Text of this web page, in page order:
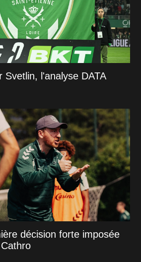
Svetlin, l'analyse DATA
décision forte imposée